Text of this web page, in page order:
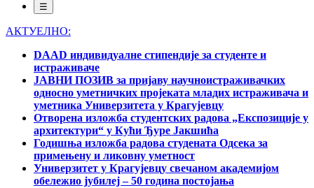
☰
АКТУЕЛНО:
DAAD индивидуалне стипендије за студенте и
истраживаче
ЈАВНИ ПОЗИВ за пријаву научноистраживачких
односно уметничких пројеката младих истраживача и
уметника Универзитета у Крагујевцу
Отворена изложба студентских радова „Експозиције у
архитектури“ у Кући Ђуре Јакшића
Годишња изложба радова студената Одсека за
примењену и ликовну уметност
Универзитет у Крагујевцу свечаном академијом
обележио јубилеј – 50 година постојања